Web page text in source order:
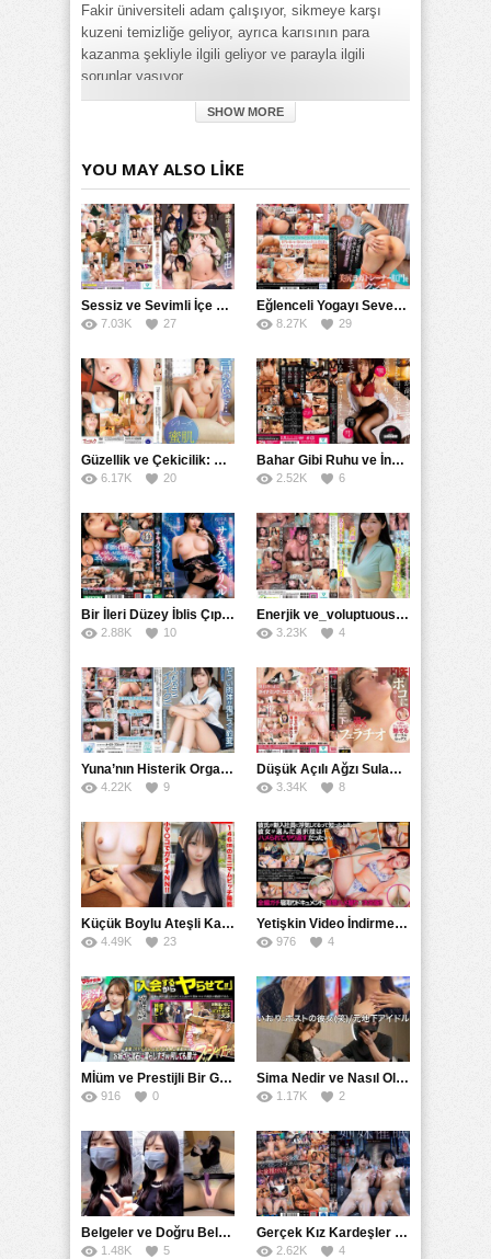
Fakir üniversiteli adam çalışıyor, sikmeye karşı
kuzeni temizliğe geliyor, ayrıca karısının para
kazanma şekliyle ilgili geliyor ve parayla ilgili
sorunlar yaşıyor.
Fakir Adam Üniversitesi Bitirdikten Sonra Karısının Temizliğe
izle,Fakir Adam Üniversitesi Bitirdikten Sonra Karısının
Temizliğe Çalışıyor Olmasına Rağmen Parayla Sikmeye
Geliyor Kuzeni porno izle,Fakir Adam Üniversitesi Bitirdikten
Sonra Karısının Temizliğe Çalışıyor Olmasına Rağmen
Parayla Sikmeye Geliyor Kuzeni türkçe altyazılı izle
SHOW MORE
YOU MAY ALSO LIKE
Sessiz ve Sevimli İçe Dönükler İçin Kremalı Pastalar: 后藤えmi ve KTRA’nın Özel Tarifesi
7.03K 27
Eğlenceli Yogayı Seven Bir Kadınla Seks Deneyimi
8.27K 29
Güzellik ve Çekicilik: Bir İşyeri Kadininin Hikayesi
6.17K 20
Bahar Gibi Ruhu ve İncelikle Doldurmak
2.52K 6
Bir İleri Düzey İblis Çıplak Teslimat Görevlisi, İnce Bedeni ve Şeytani Becerileriyle Sizi Sürekli BoşaltacakMDBK
2.88K 10
Enerjik ve_voluptuous Üniversite Kızının H Kupa Büyüklüğündeki Göğüsleri ve Çılgın Orgazmı
3.23K 4
Yuna’nın Histerik Orgazmı: Genç Kızın Savage Hareketlerle Ulaştığı Şiddetli Coşkuları
4.22K 9
Düşük Açılı Ağzı Sulama Teknikleri ve AGMX İlişkisi
3.34K 8
Küçük Boylu Ateşli Karakter: Nandinin Hassas Uçuklu Memeleri ve Sahneleri
4.49K 23
Yetişkin Video İndirme Siteleri Grubu: Şefkatli Patron ve Sekreterin Aşk Hikayesi: Prestijli Bir Son
976 4
Mİüm ve Prestijli Bir Gecenin Sırları: Gizemli Bir Kadın ve Mükemmel Bir Macera
916 0
Sima Nedir ve Nasıl Oluşur
1.17K 2
Belgeler ve Doğru Belgelendirmede DOCS’in Önemi
1.48K 5
Gerçek Kız Kardeşler hipnoz ve zihin kontrolü altında liebe阴茎 için yalvaran kızlar: Mısakı Nemıne Mına Hınano
2.62K 4